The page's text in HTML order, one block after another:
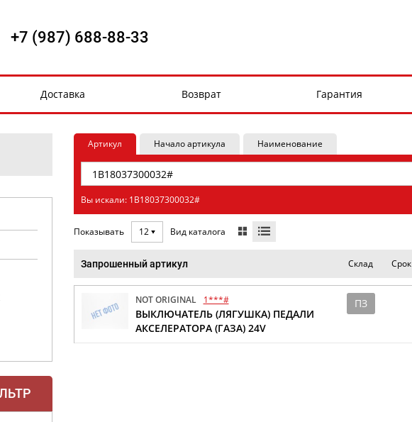
+7 (987) 688-88-33
Доставка Возврат Гарантия
Артикул Начало артикула Наименование
Вы искали: 1B18037300032#
Показывать 12 Вид каталога
Запрошенный артикул Склад Срок
NOT ORIGINAL 1***#
ВЫКЛЮЧАТЕЛЬ (ЛЯГУШКА) ПЕДАЛИ
АКСЕЛЕРАТОРА (ГАЗА) 24V
ПЗ